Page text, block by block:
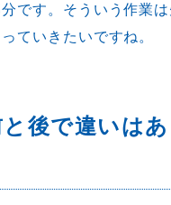
です。そういう作業
ていきたいですね。
後で違いは